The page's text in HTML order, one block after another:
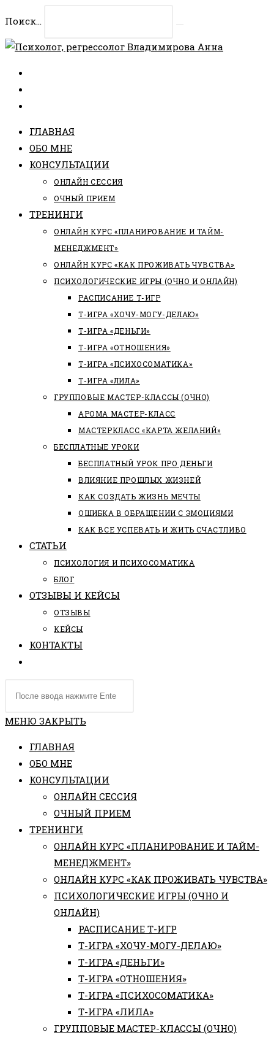
содержимому
Поиск...
ГЛАВНАЯ
ОБО МНЕ
КОНСУЛЬТАЦИИ
ОНЛАЙН СЕССИЯ
ОЧНЫЙ ПРИЕМ
ТРЕНИНГИ
ОНЛАЙН КУРС «ПЛАНИРОВАНИЕ И ТАЙМ-
МЕНЕДЖМЕНТ»
ОНЛАЙН КУРС «КАК ПРОЖИВАТЬ ЧУВСТВА»
ПСИХОЛОГИЧЕСКИЕ ИГРЫ (ОЧНО И ОНЛАЙН)
РАСПИСАНИЕ Т-ИГР
Т-ИГРА «ХОЧУ-МОГУ-ДЕЛАЮ»
Т-ИГРА «ДЕНЬГИ»
Т-ИГРА «ОТНОШЕНИЯ»
Т-ИГРА «ПСИХОСОМАТИКА»
Т-ИГРА «ЛИЛА»
ГРУППОВЫЕ МАСТЕР-КЛАССЫ (ОЧНО)
АРОМА МАСТЕР-КЛАСС
МАСТЕРКЛАСС «КАРТА ЖЕЛАНИЙ»
БЕСПЛАТНЫЕ УРОКИ
БЕСПЛАТНЫЙ УРОК ПРО ДЕНЬГИ
ВЛИЯНИЕ ПРОШЛЫХ ЖИЗНЕЙ
КАК СОЗДАТЬ ЖИЗНЬ МЕЧТЫ
ОШИБКА В ОБРАЩЕНИИ С ЭМОЦИЯМИ
КАК ВСЕ УСПЕВАТЬ И ЖИТЬ СЧАСТЛИВО
СТАТЬИ
ПCИХОЛОГИЯ И ПСИХОСОМАТИКА
БЛОГ
ОТЗЫВЫ И КЕЙСЫ
ОТЗЫВЫ
КЕЙСЫ
КОНТАКТЫ
ПО
САЙТУ
сайте
МЕНЮ ЗАКРЫТЬ
ГЛАВНАЯ
ОБО МНЕ
КОНСУЛЬТАЦИИ
ОНЛАЙН СЕССИЯ
ОЧНЫЙ ПРИЕМ
ТРЕНИНГИ
ОНЛАЙН КУРС «ПЛАНИРОВАНИЕ И ТАЙМ-
МЕНЕДЖМЕНТ»
ОНЛАЙН КУРС «КАК ПРОЖИВАТЬ ЧУВСТВА»
ПСИХОЛОГИЧЕСКИЕ ИГРЫ (ОЧНО И
ОНЛАЙН)
РАСПИСАНИЕ Т-ИГР
Т-ИГРА «ХОЧУ-МОГУ-ДЕЛАЮ»
Т-ИГРА «ДЕНЬГИ»
Т-ИГРА «ОТНОШЕНИЯ»
Т-ИГРА «ПСИХОСОМАТИКА»
Т-ИГРА «ЛИЛА»
ГРУППОВЫЕ МАСТЕР-КЛАССЫ (ОЧНО)